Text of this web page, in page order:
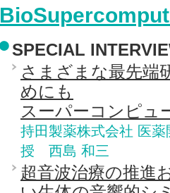
SPECIAL
さまざまな最先端
めにも
スーパーコンピュ
持田製薬株式会社 医
授 西島 和三
超音波治療の推進